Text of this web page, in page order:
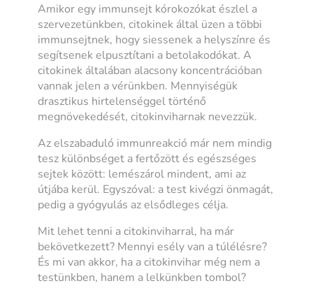
Amikor egy immunsejt kórokozókat észlel a
szervezetünkben, citokinek által üzen a többi
immunsejtnek, hogy siessenek a helyszínre és
segítsenek elpusztítani a betolakodókat. A
citokinek általában alacsony koncentrációban
vannak jelen a vérünkben. Mennyiségük
drasztikus hirtelenséggel történő
megnövekedését, citokinviharnak nevezzük.
Az elszabaduló immunreakció már nem mindig
tesz különbséget a fertőzött és egészséges
sejtek között: lemészárol mindent, ami az
útjába kerül. Egyszóval: a test kivégzi önmagát,
pedig a gyógyulás az elsődleges célja.
Mit lehet tenni a citokinviharral, ha már
bekövetkezett? Mennyi esély van a túlélésre?
És mi van akkor, ha a citokinvihar még nem a
testünkben, hanem a lelkünkben tombol?